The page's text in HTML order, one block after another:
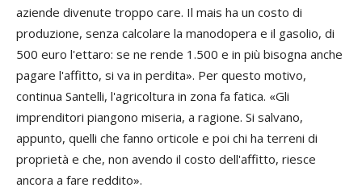
aziende divenute troppo care. Il mais ha un costo di
produzione, senza calcolare la manodopera e il gasolio, di
500 euro l'ettaro: se ne rende 1.500 e in più bisogna anche
pagare l'affitto, si va in perdita». Per questo motivo,
continua Santelli, l'agricoltura in zona fa fatica. «Gli
imprenditori piangono miseria, a ragione. Si salvano,
appunto, quelli che fanno orticole e poi chi ha terreni di
proprietà e che, non avendo il costo dell'affitto, riesce
ancora a fare reddito».